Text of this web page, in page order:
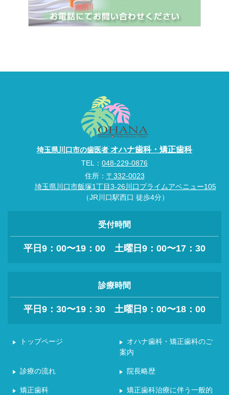
埼玉県川口市の歯医者 オハナ歯科・矯正歯科
TEL： 048-229-0876
住所： 〒332-0023
埼玉県川口市飯塚1丁目3-26川口プライムアベニュー105
（JR川口駅西口 徒歩4分）
受付時間
平日9：00〜19：00 土曜日9：00〜17：30
診療時間
平日9：30〜19：30 土曜日9：00〜18：00
トップページ
オハナ歯科・矯正歯科のご
案内
診療の流れ 院長略歴
矯正歯科 矯正歯科治療に伴う一般的